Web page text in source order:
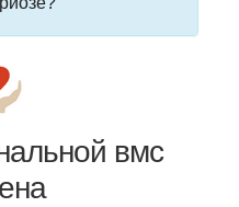
вмс